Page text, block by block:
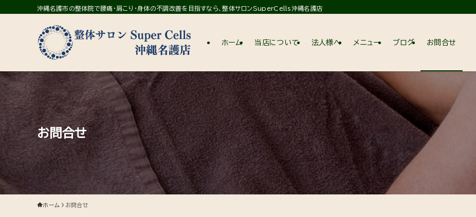
沖縄名護市の整体院で腰痛・肩こり・身体の不調改善を目指すなら、整体サロンSuperCells沖縄名護店
ホーム 当店について 法人様へ メニュー ブログ お問合せ
お問合せ
ホーム お問合せ